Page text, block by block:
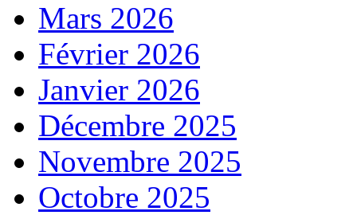
Mars 2026
Février 2026
Janvier 2026
Décembre 2025
Novembre 2025
Octobre 2025